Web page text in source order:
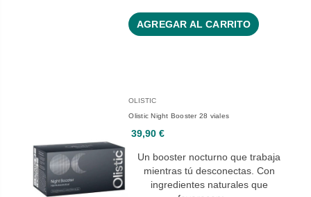
AGREGAR AL CARRITO
OLISTIC
Olistic Night Booster 28 viales
39,90 €
Un booster nocturno que trabaja
mientras tú desconectas. Con
ingredientes naturales que